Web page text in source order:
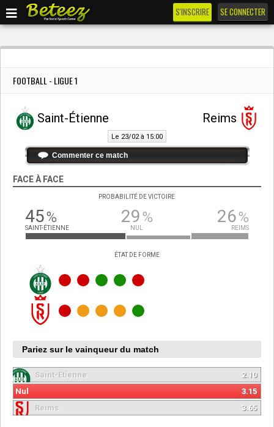
S'INSCRIRE SE CONNECTER
FOOTBALL - LIGUE 1
Saint-Étienne Reims
Le 23/02 à 15:00
Commenter ce match
FACE À FACE
PROBABILITÉ DE VICTOIRE
45%
SAINT-ÉTIENNE
29%
NUL
26%
REIMS
ÉTAT DE FORME
Pariez sur le vainqueur du match
Saint-Étienne
2.10
Nul
3.15
Reims
3.65